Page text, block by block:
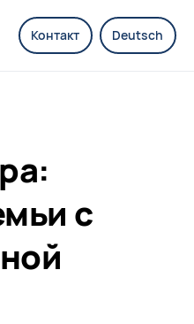
Контакт Deutsch
с